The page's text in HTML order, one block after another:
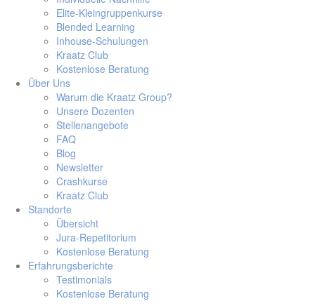
Elite-Kleingruppenkurse
Blended Learning
Inhouse-Schulungen
Kraatz Club
Kostenlose Beratung
Über Uns
Warum die Kraatz Group?
Unsere Dozenten
Stellenangebote
FAQ
Blog
Newsletter
Crashkurse
Kraatz Club
Standorte
Übersicht
Jura-Repetitorium
Kostenlose Beratung
Erfahrungsberichte
Testimonials
Kostenlose Beratung